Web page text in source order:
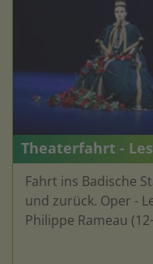
Theaterfahrt -
Fahrt ins Badische
und zurück. Oper -
Philippe Rameau